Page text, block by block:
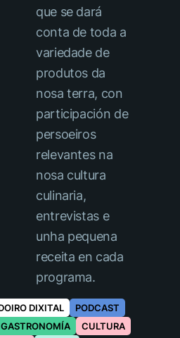
que se dará
conta de toda a
variedade de
produtos da
nosa terra, con
participación de
persoeiros
relevantes na
nosa cultura
culinaria,
entrevistas e
unha pequena
receita en cada
programa.
DIXITAL
PODCAST
CULTURA